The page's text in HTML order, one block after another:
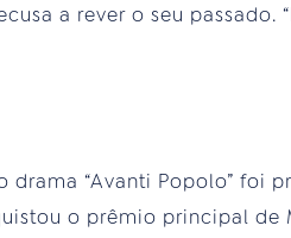
a rever o seu passado.
drama “Avanti Popolo” foi
o prêmio principal de